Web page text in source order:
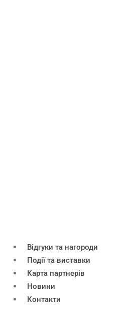
Відгуки та нагороди
Події та виставки
Карта партнерів
Новини
Контакти